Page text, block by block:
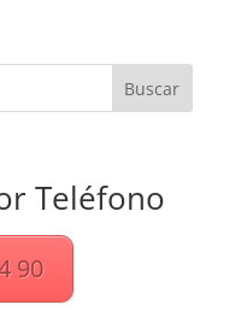
Teléfono
90